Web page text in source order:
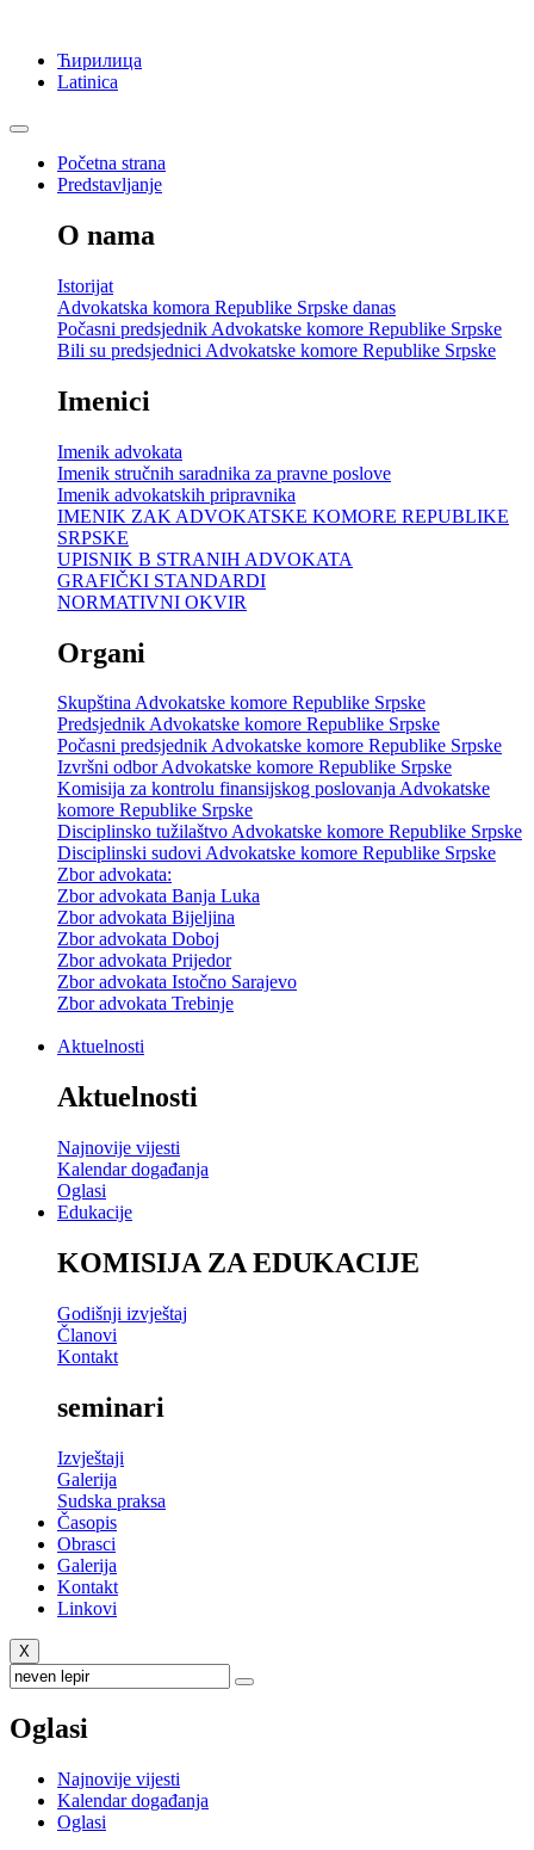
Ћирилица
Latinica
Početna strana
Predstavljanje
O nama
Istorijat
Advokatska komora Republike Srpske danas
Počasni predsjednik Advokatske komore Republike Srpske
Bili su predsjednici Advokatske komore Republike Srpske
Imenici
Imenik advokata
Imenik stručnih saradnika za pravne poslove
Imenik advokatskih pripravnika
IMENIK ZAK ADVOKATSKE KOMORE REPUBLIKE
SRPSKE
UPISNIK B STRANIH ADVOKATA
GRAFIČKI STANDARDI
NORMATIVNI OKVIR
Organi
Skupština Advokatske komore Republike Srpske
Predsjednik Advokatske komore Republike Srpske
Počasni predsjednik Advokatske komore Republike Srpske
Izvršni odbor Advokatske komore Republike Srpske
Komisija za kontrolu finansijskog poslovanja Advokatske
komore Republike Srpske
Disciplinsko tužilaštvo Advokatske komore Republike Srpske
Disciplinski sudovi Advokatske komore Republike Srpske
Zbor advokata:
Zbor advokata Banja Luka
Zbor advokata Bijeljina
Zbor advokata Doboj
Zbor advokata Prijedor
Zbor advokata Istočno Sarajevo
Zbor advokata Trebinje
Aktuelnosti
Aktuelnosti
Najnovije vijesti
Kalendar događanja
Oglasi
Edukacije
KOMISIJA ZA EDUKACIJE
Godišnji izvještaj
Članovi
Kontakt
seminari
Izvještaji
Galerija
Sudska praksa
Časopis
Obrasci
Galerija
Kontakt
Linkovi
X
Oglasi
Najnovije vijesti
Kalendar događanja
Oglasi